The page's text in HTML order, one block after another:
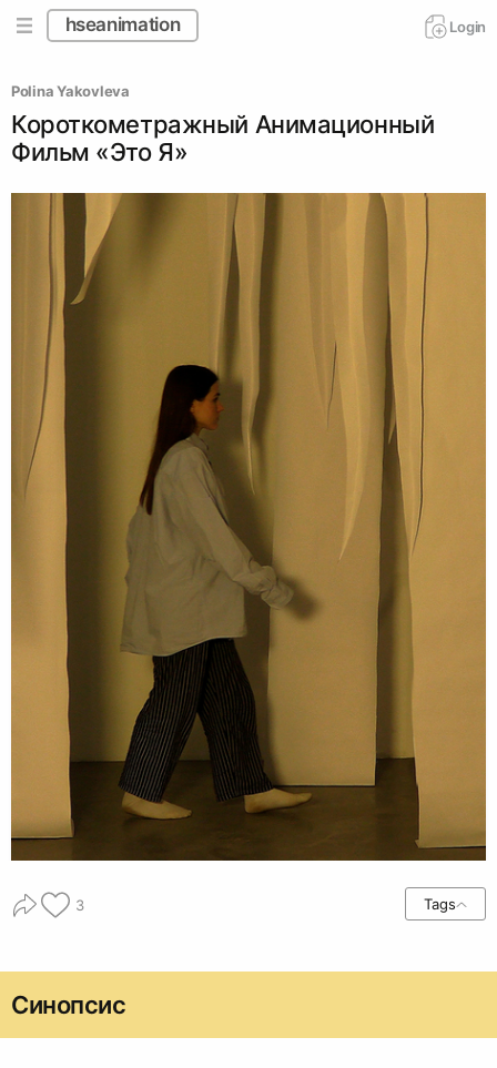
hseanimation Login
Polina Yakovleva
Короткометражный Анимационный
Фильм «Это Я»
3 Tags
Синопсис